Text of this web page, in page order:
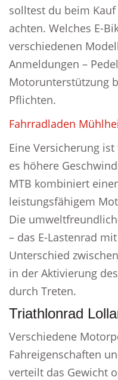
solltest du beim
achten. Welches E-
verschiedenen
Anmeldungen –
Motorunterstützung
Pflichten.
Fahrradladen
Eine Versicherung
es höhere
MTB kombiniert
leistungsfähigem
Die
– das E-Lastenrad
Unterschied
in der Aktivierung
durch Treten.
Triathlonrad
Verschiedene
Fahreigenschaften
verteilt das Gewicht